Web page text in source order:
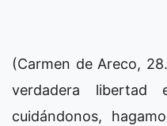
(Carmen de Areco,
verdadera libertad
cuidándonos,